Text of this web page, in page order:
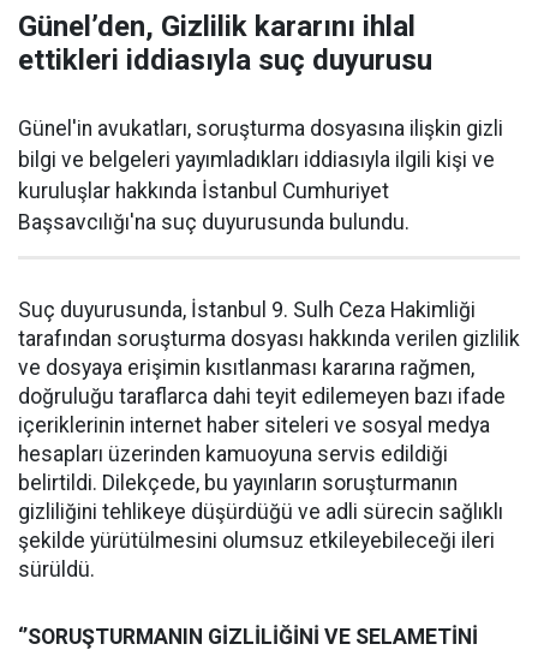
Günel’den, Gizlilik kararını ihlal
ettikleri iddiasıyla suç duyurusu
Günel'in avukatları, soruşturma dosyasına ilişkin gizli
bilgi ve belgeleri yayımladıkları iddiasıyla ilgili kişi ve
kuruluşlar hakkında İstanbul Cumhuriyet
Başsavcılığı'na suç duyurusunda bulundu.
Suç duyurusunda, İstanbul 9. Sulh Ceza Hakimliği
tarafından soruşturma dosyası hakkında verilen gizlilik
ve dosyaya erişimin kısıtlanması kararına rağmen,
doğruluğu taraflarca dahi teyit edilemeyen bazı ifade
içeriklerinin internet haber siteleri ve sosyal medya
hesapları üzerinden kamuoyuna servis edildiği
belirtildi. Dilekçede, bu yayınların soruşturmanın
gizliliğini tehlikeye düşürdüğü ve adli sürecin sağlıklı
şekilde yürütülmesini olumsuz etkileyebileceği ileri
sürüldü.
‘’SORUŞTURMANIN GİZLİLİĞİNİ VE SELAMETİNİ